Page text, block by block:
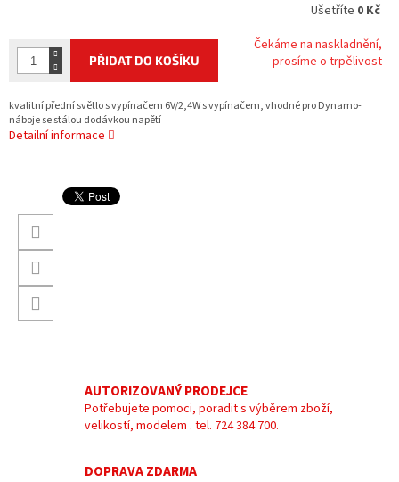
Ušetříte 0 Kč
PŘIDAT DO KOŠÍKU
Čekáme na naskladnění,
prosíme o trpělivost
kvalitní přední světlo s vypínačem 6V/2,4W s vypínačem, vhodné pro Dynamo-
náboje se stálou dodávkou napětí
Detailní informace
AUTORIZOVANÝ PRODEJCE
Potřebujete pomoci, poradit s výběrem zboží,
velikostí, modelem . tel. 724 384 700.
DOPRAVA ZDARMA